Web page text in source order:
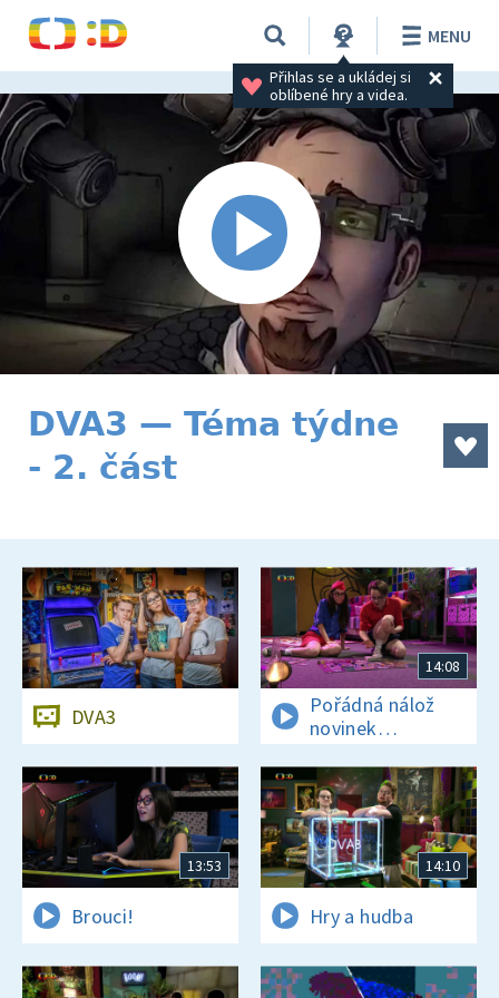
Přihlas se a ukládej si
oblíbené hry a videa.
MENU
DVA3 — Téma týdne
- 2. část
DVA3
14:08
Pořádná nálož
novinek
a zajímavostí
13:53
Brouci!
14:10
Hry a hudba